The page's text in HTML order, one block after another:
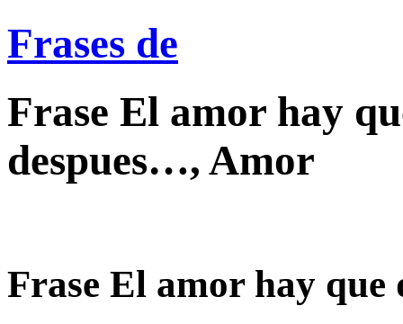
Frases de
Frase El amor hay
despues…, Amor
Frase El amor hay